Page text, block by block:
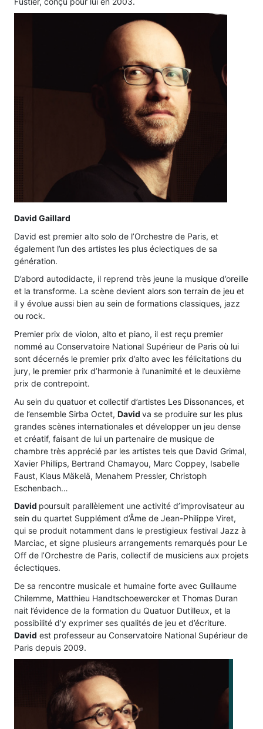
David Gaillard
David est premier alto solo de l’Orchestre de Paris, et
également l’un des artistes les plus éclectiques de sa
génération.
D’abord autodidacte, il reprend très jeune la musique d’oreille
et la transforme. La scène devient alors son terrain de jeu et
il y évolue aussi bien au sein de formations classiques, jazz
ou rock.
Premier prix de violon, alto et piano, il est reçu premier
nommé au Conservatoire National Supérieur de Paris où lui
sont décernés le premier prix d’alto avec les félicitations du
jury, le premier prix d’harmonie à l’unanimité et le deuxième
prix de contrepoint.
Au sein du quatuor et collectif d’artistes Les Dissonances, et
de l’ensemble Sirba Octet, David va se produire sur les plus
grandes scènes internationales et développer un jeu dense
et créatif, faisant de lui un partenaire de musique de
chambre très apprécié par les artistes tels que David Grimal,
Xavier Phillips, Bertrand Chamayou, Marc Coppey, Isabelle
Faust, Klaus Mäkelä, Menahem Pressler, Christoph
Eschenbach…
David poursuit parallèlement une activité d’improvisateur au
sein du quartet Supplément d’Âme de Jean-Philippe Viret,
qui se produit notamment dans le prestigieux festival Jazz à
Marciac, et signe plusieurs arrangements remarqués pour Le
Off de l’Orchestre de Paris, collectif de musiciens aux projets
éclectiques.
De sa rencontre musicale et humaine forte avec Guillaume
Chilemme, Matthieu Handtschoewercker et Thomas Duran
nait l’évidence de la formation du Quatuor Dutilleux, et la
possibilité d’y exprimer ses qualités de jeu et d’écriture.
David est professeur au Conservatoire National Supérieur de
Paris depuis 2009.